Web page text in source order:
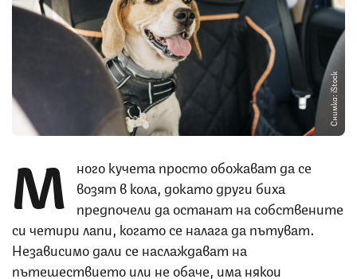
Снимка: iStock
М
ного кучета просто обожават да се
возят в кола, докато други биха
предпочели да останат на собствените
си четири лапи, когато се налага да пътуват.
Независимо дали се наслаждават на
пътешествието или не обаче, има някои